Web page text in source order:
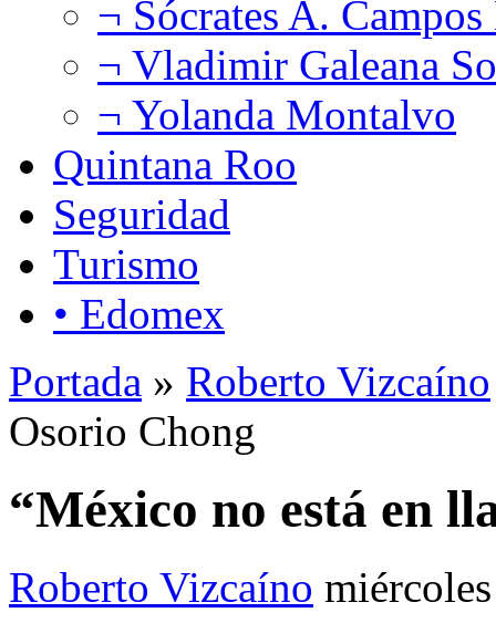
¬ Sócrates A.
¬ Vladimir Galeana
¬ Yolanda Montalvo
Quintana Roo
Seguridad
Turismo
• Edomex
Portada » Roberto Vizcaíno
Osorio Chong
“México no está en
Roberto Vizcaíno